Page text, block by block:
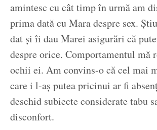
amintesc cu cât timp în urmă am
prima dată cu Mara despre sex.
dat și îi dau Marei asigurări că
despre orice. Comportamentul mă
ochii ei. Am convins-o că cel mai
care i l-aș putea pricinui ar fi
deschid subiecte considerate tabu
disconfort.